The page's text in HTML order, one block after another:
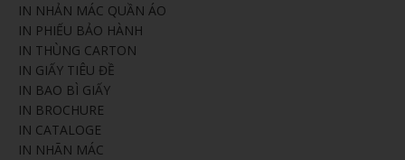
IN NHẢN MÁC QUẦN ÁO
IN PHIẾU BẢO HÀNH
IN THÙNG CARTON
IN GIẤY TIÊU ĐỀ
IN BAO BÌ GIẤY
IN BROCHURE
IN CATALOGE
IN NHÃN MÁC